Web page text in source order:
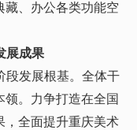
藏、办公各类功能空
展成果
段发展根基。全体干
。力争打造在全国
，全面提升重庆美术